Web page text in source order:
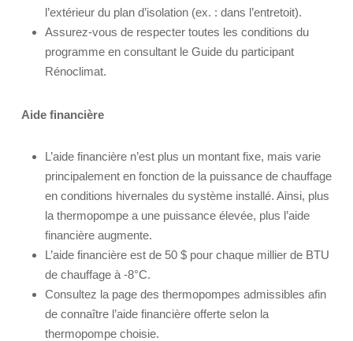
l’extérieur du plan d’isolation (ex. : dans l’entretoit).
Assurez-vous de respecter toutes les conditions du
programme en consultant le Guide du participant
Rénoclimat.
Aide financière
L’aide financière n’est plus un montant fixe, mais varie
principalement en fonction de la puissance de chauffage
en conditions hivernales du système installé. Ainsi, plus
la thermopompe a une puissance élevée, plus l’aide
financière augmente.
L’aide financière est de 50 $ pour chaque millier de BTU
de chauffage à -8°C.
Consultez la page des thermopompes admissibles afin
de connaître l’aide financière offerte selon la
thermopompe choisie.